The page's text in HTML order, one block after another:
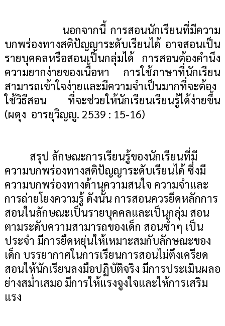
นอกจากนี้ การสอนนักเรียนที่มีความ
บกพร่องทางสติปัญญาระดับเรียนได้ อาจสอนเป็น
รายบุคคลหรือสอนเป็นกลุ่มได้ การสอนต้องคำนึง
ความยากง่ายของเนื้อหา การใช้ภาษาที่นักเรียน
สามารถเข้าใจง่ายและมีความจำเป็นมากที่จะต้อง
ใช้วิธีสอน ที่จะช่วยให้นักเรียนเรียนรู้ได้ง่ายขึ้น
(ผดุง อารยุวิญญู. 2539 : 15-16)
สรุป ลักษณะการเรียนรู้ของนักเรียนที่มี
ความบกพร่องทางสติปัญญาระดับเรียนได้ ซึ่งมี
ความบกพร่องทางด้านความสนใจ ความจำและ
การถ่ายโยงความรู้ ดังนั้น การสอนควรยึดหลักการ
สอนในลักษณะเป็นรายบุคคลและเป็นกลุ่ม สอน
ตามระดับความสามารถของเด็ก สอนซ้ำๆ เป็น
ประจำ มีการยืดหยุ่นให้เหมาะสมกับลักษณะของ
เด็ก บรรยากาศในการเรียนการสอนไม่ตึงเครียด
สอนให้นักเรียนลงมือปฏิบัติจริง มีการประเมินผลอ
ย่างสม่ำเสมอ มีการให้แรงจูงใจและให้การเสริม
แรง